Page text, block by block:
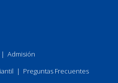
| Admisión
| Preguntas Frecuentes